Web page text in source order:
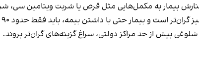
شلوغی بیش از حد مراکز دولتی، سراغ گزینه‌های گران‌تر بروند.